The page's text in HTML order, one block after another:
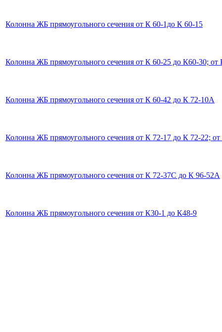
Колонна ЖБ прямоугольного сечения от К 60-1до К 60-15
Колонна ЖБ прямоугольного сечения от К 60-25 до К60-30;
Колонна ЖБ прямоугольного сечения от К 60-42 до К 72-10А
Колонна ЖБ прямоугольного сечения от К 72-17 до К 72-22;
Колонна ЖБ прямоугольного сечения от К 72-37С до К 96-52А
Колонна ЖБ прямоугольного сечения от К30-1 до К48-9